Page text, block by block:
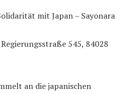
mit Japan – Sayonara
545, 84028
an die japanischen